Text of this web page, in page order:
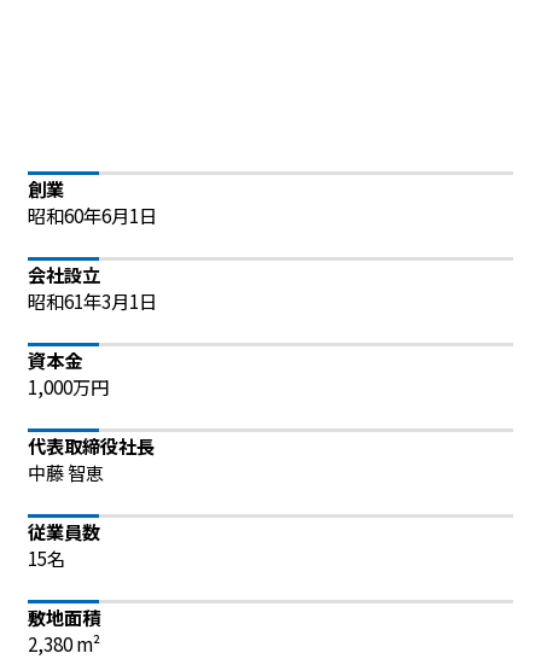
創業
昭和60年6月1日
会社設立
昭和61年3月1日
資本金
1,000万円
代表取締役社長
中藤 智恵
従業員数
15名
敷地面積
2,380 m²